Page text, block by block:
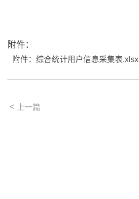
附件：
附件：综合统计用户信息采集表.xlsx
< 上一篇